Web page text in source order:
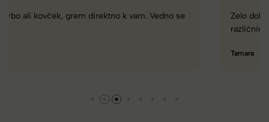
Zelo dobra trgovina za torbe in kovčke, z veliko izbire,